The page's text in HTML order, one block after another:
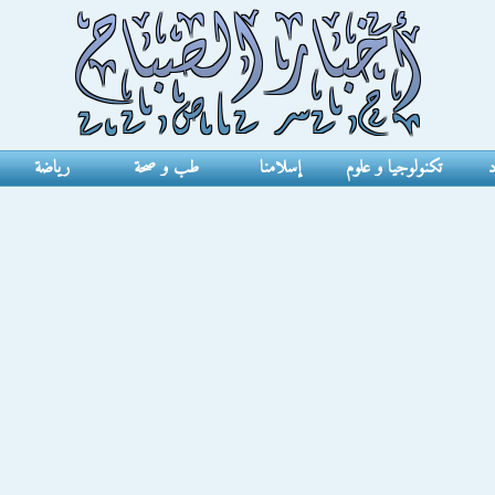
تكنولوجيا و علوم إسلامنا طب و صحة رياضة